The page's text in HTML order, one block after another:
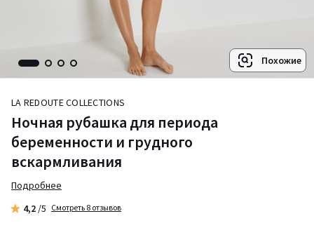
Похожие
LA REDOUTE COLLECTIONS
Ночная рубашка для периода
беременности и грудного
вскармливания
Подробнее
4,2 /5 Смотреть 8 отзывов